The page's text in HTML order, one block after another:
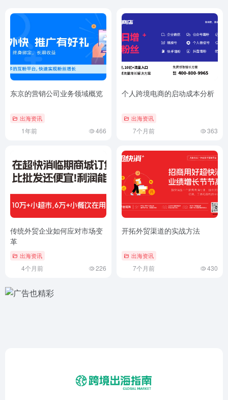
东京的营销公司业务领域概览
出海资讯
1年前 466
个人跨境电商的启动成本分析
出海资讯
7个月前 363
传统外贸企业如何应对市场变
革
出海资讯
4个月前 226
开拓外贸渠道的实战方法
出海资讯
7个月前 430